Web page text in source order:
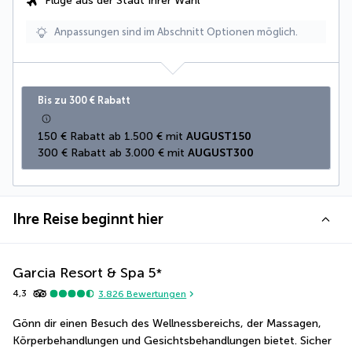
Anpassungen sind im Abschnitt Optionen möglich.
Bis zu 300 € Rabatt
150 € Rabatt ab 1.500 € mit AUGUST150
300 € Rabatt ab 3.000 € mit AUGUST300
Ihre Reise beginnt hier
Garcia Resort & Spa 5*
4,3 3.826 Bewertungen
Gönn dir einen Besuch des Wellnessbereichs, der Massagen,
Körperbehandlungen und Gesichtsbehandlungen bietet. Sicher